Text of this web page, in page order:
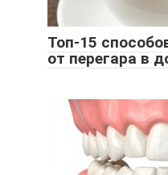
Топ-15
от перегара в